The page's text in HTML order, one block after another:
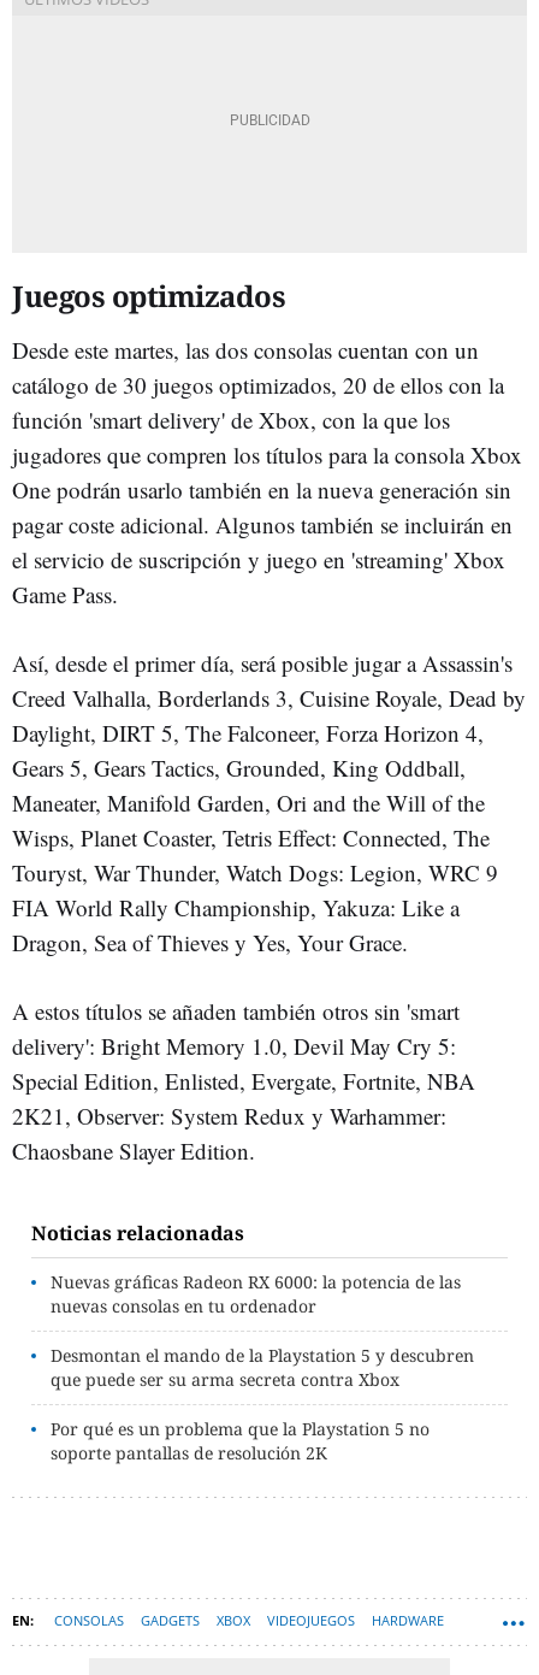
Juegos optimizados
Desde este martes, las dos consolas cuentan con un
catálogo de 30 juegos optimizados, 20 de ellos con la
función 'smart delivery' de Xbox, con la que los
jugadores que compren los títulos para la consola Xbox
One podrán usarlo también en la nueva generación sin
pagar coste adicional. Algunos también se incluirán en
el servicio de suscripción y juego en 'streaming' Xbox
Game Pass.
Así, desde el primer día, será posible jugar a Assassin's
Creed Valhalla, Borderlands 3, Cuisine Royale, Dead by
Daylight, DIRT 5, The Falconeer, Forza Horizon 4,
Gears 5, Gears Tactics, Grounded, King Oddball,
Maneater, Manifold Garden, Ori and the Will of the
Wisps, Planet Coaster, Tetris Effect: Connected, The
Touryst, War Thunder, Watch Dogs: Legion, WRC 9
FIA World Rally Championship, Yakuza: Like a
Dragon, Sea of Thieves y Yes, Your Grace.
A estos títulos se añaden también otros sin 'smart
delivery': Bright Memory 1.0, Devil May Cry 5:
Special Edition, Enlisted, Evergate, Fortnite, NBA
2K21, Observer: System Redux y Warhammer:
Chaosbane Slayer Edition.
Noticias relacionadas
Nuevas gráficas Radeon RX 6000: la potencia de las
nuevas consolas en tu ordenador
Desmontan el mando de la Playstation 5 y descubren
que puede ser su arma secreta contra Xbox
Por qué es un problema que la Playstation 5 no
soporte pantallas de resolución 2K
CONSOLAS GADGETS XBOX VIDEOJUEGOS HARDWARE